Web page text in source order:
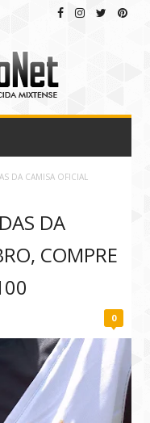
DA CAMISA OFICIAL
DA
COMPRE
0